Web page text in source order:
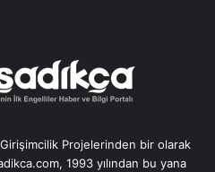
Girişimcilik Projelerinden bir olarak
1993 yılından bu yana